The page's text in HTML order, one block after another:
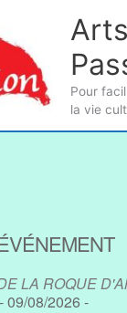
Arts
Pour
la vie
LA ROQUE
09/08/2026 -